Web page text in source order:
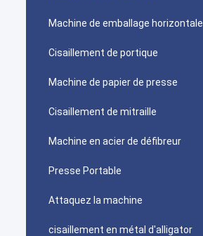
Machine de emballage horizontale
Cisaillement de portique
Machine de papier de presse
Cisaillement de mitraille
Machine en acier de défibreur
Presse Portable
Attaquez la machine
cisaillement en métal d'alligator